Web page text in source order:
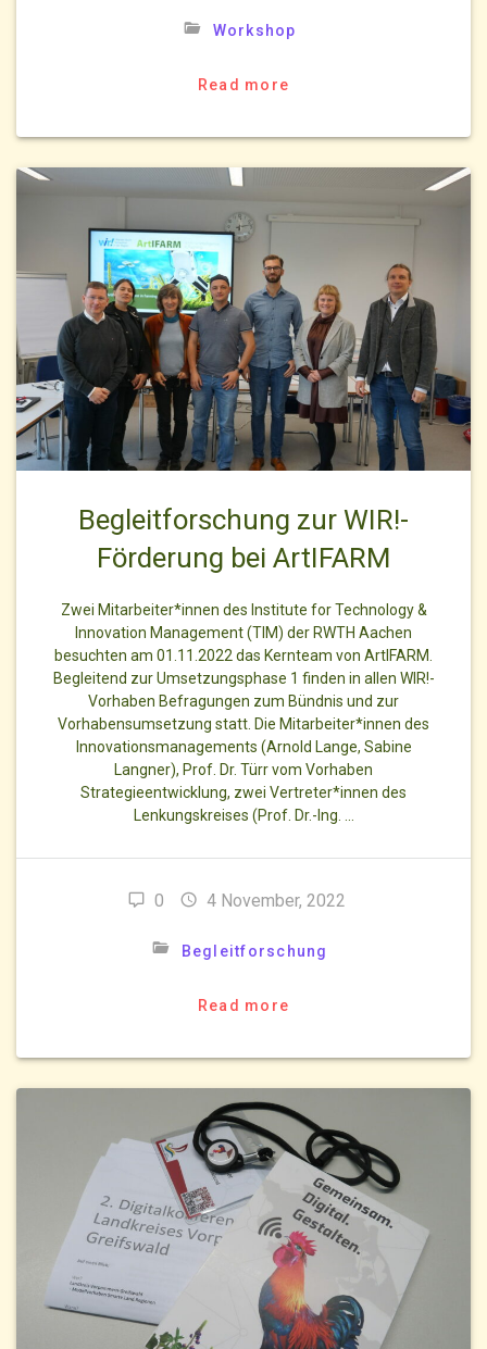
Workshop
Read more
Begleitforschung zur WIR!-
Förderung bei ArtIFARM
Zwei Mitarbeiter*innen des Institute for Technology &
Innovation Management (TIM) der RWTH Aachen
besuchten am 01.11.2022 das Kernteam von ArtIFARM.
Begleitend zur Umsetzungsphase 1 finden in allen WIR!-
Vorhaben Befragungen zum Bündnis und zur
Vorhabensumsetzung statt. Die Mitarbeiter*innen des
Innovationsmanagements (Arnold Lange, Sabine
Langner), Prof. Dr. Türr vom Vorhaben
Strategieentwicklung, zwei Vertreter*innen des
Lenkungskreises (Prof. Dr.-Ing. …
0 4 November, 2022
Begleitforschung
Read more